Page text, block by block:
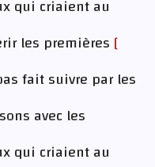
qui criaient au
les premières [
fait suivre par les
avec les
qui criaient au